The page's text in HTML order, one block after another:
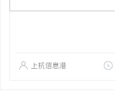
上杭信息港